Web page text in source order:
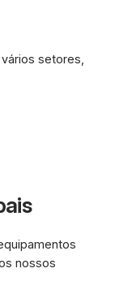
setores,
nossos